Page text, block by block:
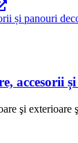
accesorii
şi exterioare